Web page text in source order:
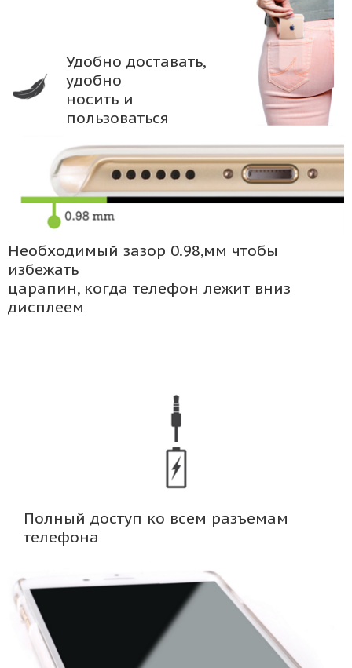
Удобно доставать,
удобно
носить и
пользоваться
Необходимый зазор 0.98,мм чтобы
избежать
царапин, когда телефон лежит вниз
дисплеем
Полный доступ ко всем разъемам
телефона